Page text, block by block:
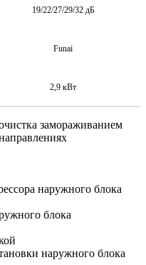
19/22/27/29/32 дБ
Funai
2,9 кВт
замораживанием
наружного блока
блока
наружного блока